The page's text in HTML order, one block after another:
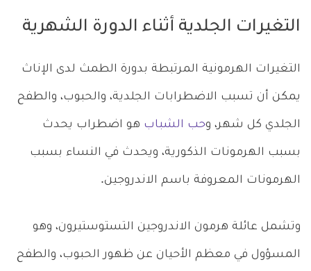
التغيرات الجلدية أثناء الدورة الشهرية
التغيرات الهرمونية المرتبطة بدورة الطمث لدى الإناث
يمكن أن تسبب الاضطرابات الجلدية، والحبوب، والطفح
الجلدي كل شهر، وحب الشباب هو اضطراب يحدث
بسبب الهرمونات الذكورية، ويحدث في النساء بسبب
الهرمونات المعروفة باسم الاندروجين.
وتشمل عائلة هرمون الاندروجين التستوستيرون، وهو
المسؤول في معظم الأحيان عن ظهور الحبوب، والطفح